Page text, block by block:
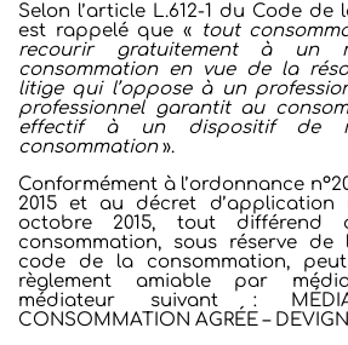
Selon l’article L.612-1 du Code
est rappelé que « tout
recourir gratuitement à un
consommation en vue de la
litige qui l’oppose à un
professionnel garantit au
effectif à un dispositif de
consommation».
Conformément à l’ordonnance
2015 et au décret d’application
octobre 2015, tout
consommation, sous réserve de
code de la consommation, peut
règlement amiable par
médiateur suivant :
CONSOMMATION AGRÉE –